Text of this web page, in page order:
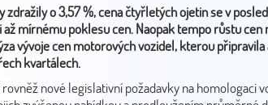
o 3,57 %, cena čtyřletých ojetin se v
mírnému poklesu cen. Naopak tempo růstu
vývoje cen motorových vozidel, kterou
kvartálech.
nové legislativní požadavky na homologaci